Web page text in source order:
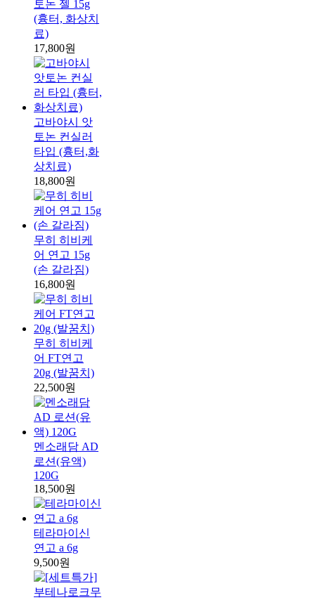
토논 젤 15g
(흉터, 화상치
료)
17,800원
고바야시 앗
토논 컨실러
타입 (흉터,화
상치료)
18,800원
무히 히비케
어 연고 15g
(손 갈라짐)
16,800원
무히 히비케
어 FT연고
20g (발꿈치)
22,500원
멘소래담 AD
로션(유액)
120G
18,500원
테라마이신
연고 a 6g
9,500원